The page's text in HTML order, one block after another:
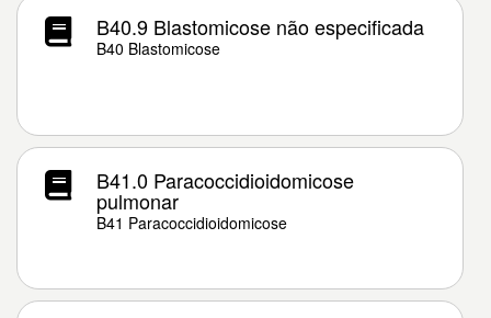
B40.9 Blastomicose não especificada
B40 Blastomicose
B41.0 Paracoccidioidomicose
pulmonar
B41 Paracoccidioidomicose